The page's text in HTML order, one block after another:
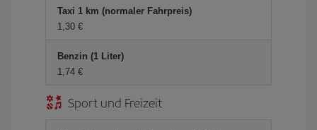
Taxi 1 km (normaler Fahrpreis)
1,30 €
Benzin (1 Liter)
1,74 €
Sport und Freizeit